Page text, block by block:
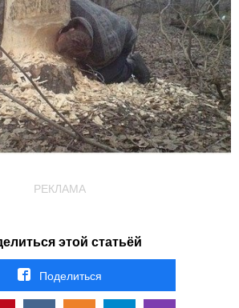
РЕКЛАМА
этой статьёй
Поделиться